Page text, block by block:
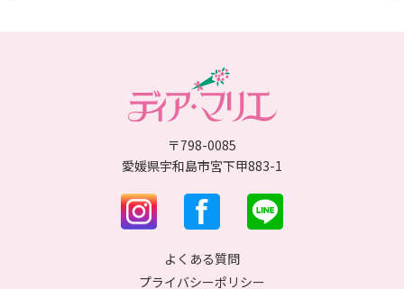
〒798-0085
愛媛県宇和島市宮下甲883-1
よくある質問
プライバシーポリシー